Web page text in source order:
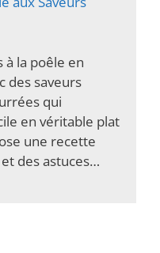
à la poêle en
des saveurs
qui
en véritable plat
une recette
des astuces…